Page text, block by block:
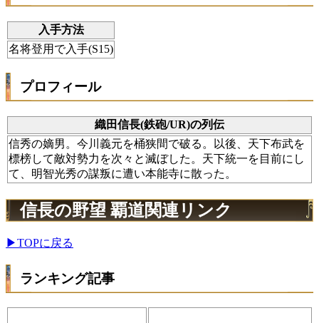
入手方法
名将登用で入手(S15)
プロフィール
織田信長(鉄砲/UR)の列伝
信秀の嫡男。今川義元を桶狭間で破る。以後、天下布武を
標榜して敵対勢力を次々と滅ぼした。天下統一を目前にし
て、明智光秀の謀叛に遭い本能寺に散った。
信長の野望 覇道関連リンク
▶TOPに戻る
ランキング記事